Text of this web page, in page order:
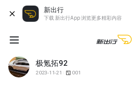
新出行
下载 新出行App 浏览更多精彩内容
极氪拓92
2023-11-21 001